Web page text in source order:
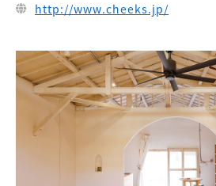
http://www.cheeks.jp/